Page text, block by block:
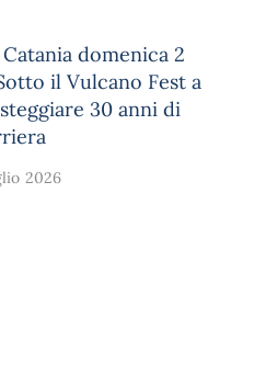
domenica 2
il Vulcano Fest a
30 anni di
2026